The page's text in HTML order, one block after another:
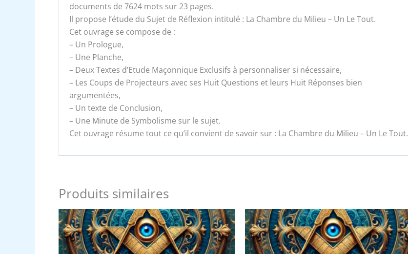
documents de 7624 mots sur 23 pages.
Il propose l’étude du Sujet de Réflexion intitulé : La Chambre du Milieu – Un Le Tout.
Cet ouvrage se compose de :
– Un Prologue,
– Une Planche,
– Deux Textes d’Etude Maçonnique Exclusifs à personnaliser si nécessaire,
– Les Coups de Projecteurs avec ses Huit Questions et leurs Huit Réponses bien
argumentées,
– Un texte de Conclusion,
– Une Minute de Symbolisme sur le sujet.
Cet ouvrage résume tout ce qu’il convient de savoir sur : La Chambre du Milieu – Un Le Tout.
Produits similaires